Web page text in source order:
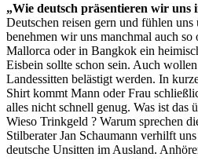
„Wie deutsch präsentieren wir uns
Deutschen reisen gern und fühlen
benehmen wir uns manchmal auch
Mallorca oder in Bangkok ein
Eisbein sollte schon sein. Auch
Landessitten belästigt werden. In
Shirt kommt Mann oder Frau
alles nicht schnell genug. Was ist das
Wieso Trinkgeld ? Warum sprechen
Stilberater Jan Schaumann verhilft
deutsche Unsitten im Ausland.